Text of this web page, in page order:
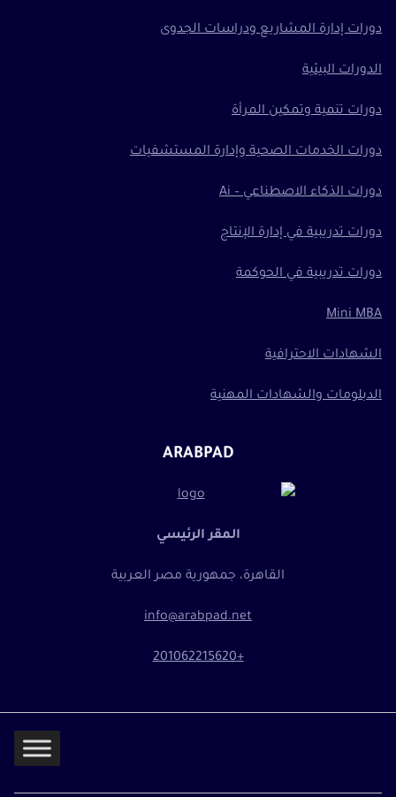
دورات إدارة المشاريع ودراسات الجدوى
الدورات البيئية
دورات تنمية وتمكين المرأة
دورات الخدمات الصحية وإدارة المستشفيات
دورات الذكاء الاصطناعي – Ai
دورات تدريبية في إدارة الإنتاج
دورات تدريبية في الحوكمة
Mini MBA
الشهادات الاحترافية
الدبلومات والشهادات المهنية
ARABPAD
المقر الرئيسي
القاهرة، جمهورية مصر العربية
info@arabpad.net
+201062215620